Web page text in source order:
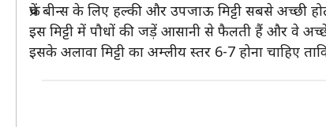
फ्रेंच बीन्स के लिए हल्की और उपजाऊ मिट्टी सबसे
इस मिट्टी में पौधों की जड़ें आसानी से फैलती हैं और वे
इसके अलावा मिट्टी का अम्लीय स्तर 6-7 होना चाहिए